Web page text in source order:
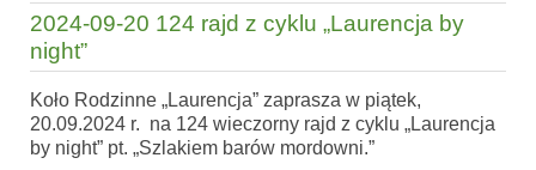
2024-09-20 124 rajd z cyklu „Laurencja by
night”
Koło Rodzinne „Laurencja” zaprasza w piątek,
20.09.2024 r. na 124 wieczorny rajd z cyklu „Laurencja
by night” pt. „Szlakiem barów mordowni.”